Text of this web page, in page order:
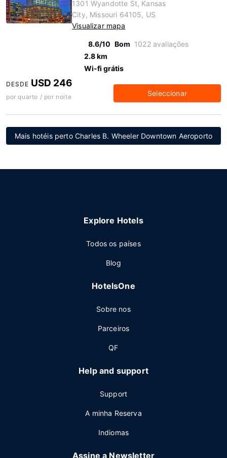
1301 Wyandotte St, Kansas
City, Missouri 64105, US
Visualizar mapa
8.6/10 Bom 1022 avaliações
2.8 km
Wi-fi grátis
DESDE USD 246
por quarto / por noite Seleccionar
Mais hotéis perto Charles B. Wheeler Downtown Aeroporto
Explore Hotels
Todos os países
Blog
HotelsOne
Sobre nos
Parceiros
QF
Help and support
Support
A minha Reserva
Indiomas
Assine a Newsletter